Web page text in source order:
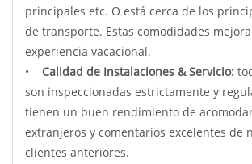
principales etc. O está cerca de los
de transporte. Estas comodidades
experiencia vacacional.
• Calidad de Instalaciones & Servicio:
son inspeccionadas estrictamente y
tienen un buen rendimiento de
extranjeros y comentarios excelentes de
clientes anteriores.